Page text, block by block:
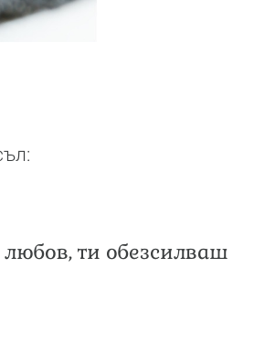
ти обезсилваш